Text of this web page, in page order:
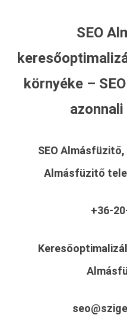
SEO
környéke –
SEO
Almásfüzitő
+36-